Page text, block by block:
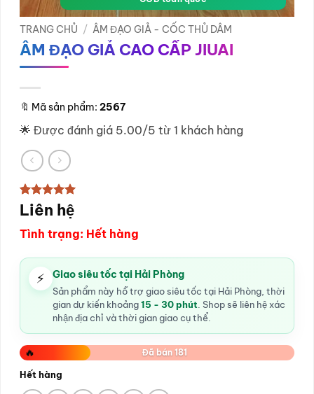
TRANG CHỦ / ÂM ĐẠO GIẢ - CỐC THỦ DÂM
ÂM ĐẠO GIẢ CAO CẤP JIUAI
🔖 Mã sản phẩm: 2567
🌟 Được đánh giá 5.00/5 từ 1 khách hàng
5
trên 5
dựa trên
1
đánh giá
Liên hệ
Tình trạng: Hết hàng
⚡ Giao siêu tốc tại Hải Phòng
Sản phẩm này hỗ trợ giao siêu tốc tại Hải Phòng, thời
gian dự kiến khoảng15 - 30 phút . Shop sẽ liên hệ xác
nhận địa chỉ và thời gian giao cụ thể.
🔥 Đã bán 181
Hết hàng